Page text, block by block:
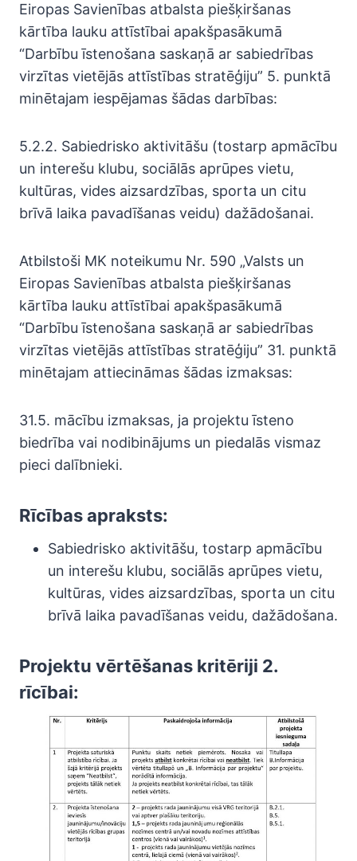
Eiropas Savienības atbalsta piešķiršanas
kārtība lauku attīstībai apakšpasākumā
“Darbību īstenošana saskaņā ar sabiedrības
virzītas vietējās attīstības stratēģiju” 5. punktā
minētajam iespējamas šādas darbības:
5.2.2. Sabiedrisko aktivitāšu (tostarp apmācību
un interešu klubu, sociālās aprūpes vietu,
kultūras, vides aizsardzības, sporta un citu
brīvā laika pavadīšanas veidu) dažādošanai.
Atbilstoši MK noteikumu Nr. 590 „Valsts un
Eiropas Savienības atbalsta piešķiršanas
kārtība lauku attīstībai apakšpasākumā
“Darbību īstenošana saskaņā ar sabiedrības
virzītas vietējās attīstības stratēģiju” 31. punktā
minētajam attiecināmas šādas izmaksas:
31.5. mācību izmaksas, ja projektu īsteno
biedrība vai nodibinājums un piedalās vismaz
pieci dalībnieki.
Rīcības apraksts:
Sabiedrisko aktivitāšu, tostarp apmācību
un interešu klubu, sociālās aprūpes vietu,
kultūras, vides aizsardzības, sporta un citu
brīvā laika pavadīšanas veidu, dažādošana.
Projektu vērtēšanas kritēriji 2.
rīcībai: